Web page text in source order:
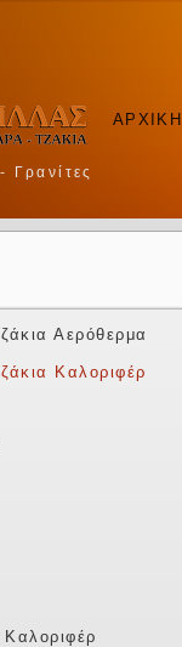
ΑΡΧΙΚΗ
Αερόθερμα
Καλοριφέρ